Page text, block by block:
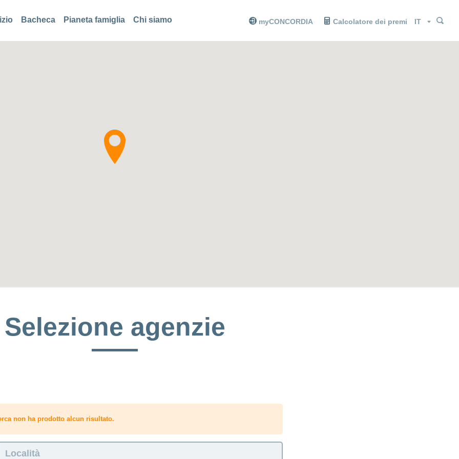
Bacheca Pianeta famiglia Chi siamo myCONCORDIA Calcolatore dei premi Lingua
Selezione agenzie
non ha prodotto alcun risultato.